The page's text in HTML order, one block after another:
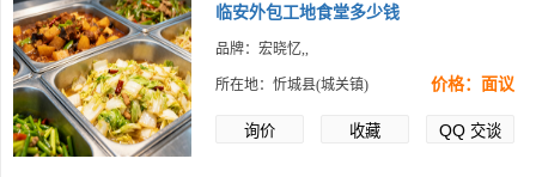
临安外包工地食堂多少钱
品牌：宏晓忆,,
所在地：忻城县(城关镇) 价格：面议
询价 收藏 QQ 交谈